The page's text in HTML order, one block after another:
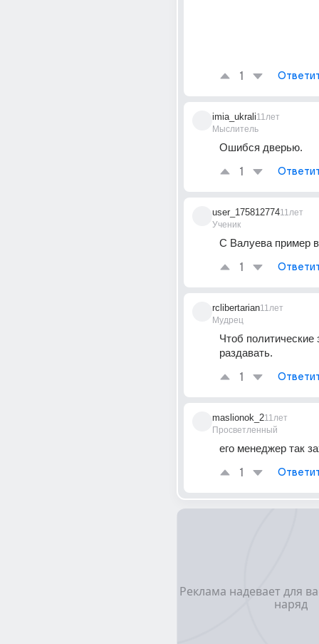
1
imia_ukrali
Мыслитель
11лет
Ошибся дверью.
1
user_175812774
Ученик
11лет
С Валуева пример
1
rclibertarian
Мудрец
11лет
Чтоб политические
раздавать.
1
maslionok_2
Просветленный
11лет
его менеджер так
1